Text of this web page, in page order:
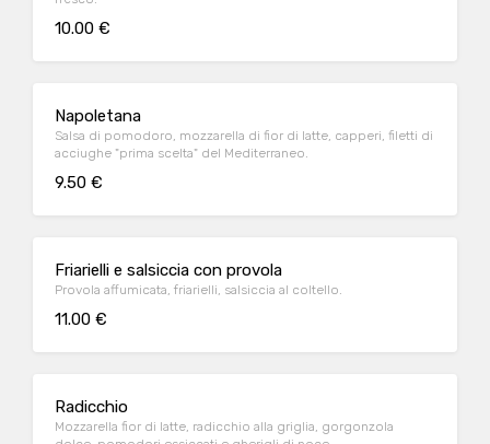
10.00 €
Napoletana
Salsa di pomodoro, mozzarella di fior di latte, capperi, filetti di
acciughe "prima scelta" del Mediterraneo.
9.50 €
Friarielli e salsiccia con provola
Provola affumicata, friarielli, salsiccia al coltello.
11.00 €
Radicchio
Mozzarella fior di latte, radicchio alla griglia, gorgonzola